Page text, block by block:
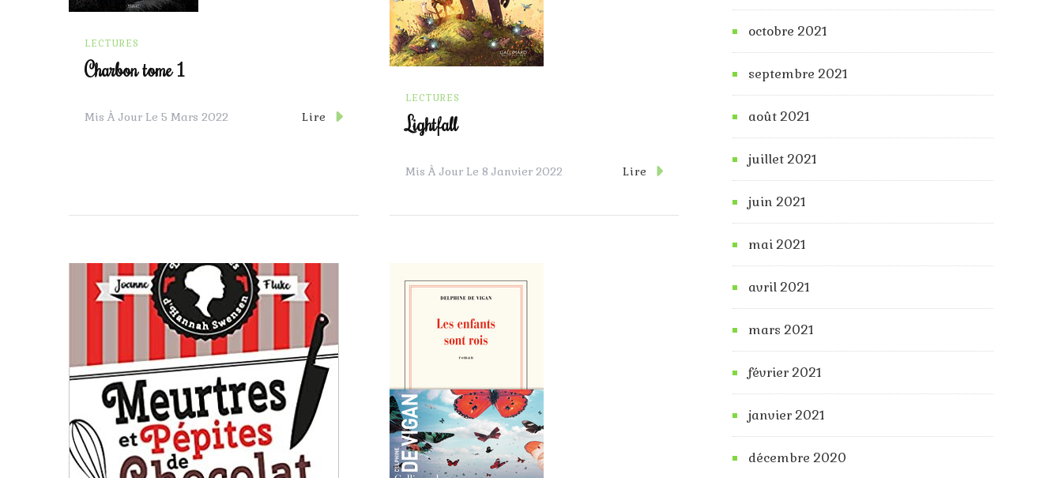
LECTURES
Charbon tome 1
Mis À Jour Le 5 Mars 2022 Lire
LECTURES
Lightfall
Mis À Jour Le 8 Janvier 2022 Lire
octobre 2021
septembre 2021
août 2021
juillet 2021
juin 2021
mai 2021
avril 2021
mars 2021
février 2021
janvier 2021
décembre 2020